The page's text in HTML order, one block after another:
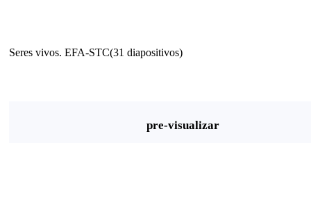
Seres vivos. EFA-STC(31 diapositivos)
pre-visualizar